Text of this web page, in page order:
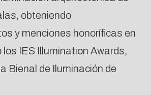
obteniendo
y menciones honoríficas en
los IES Illumination Awards,
Bienal de Iluminación de